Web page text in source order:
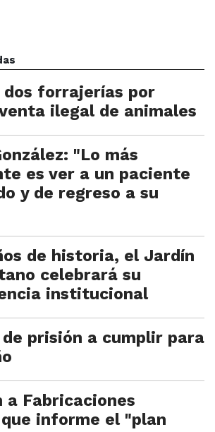
dos forrajerías por
ilegal de animales
"Lo más
es ver a un paciente
y de regreso a su
de historia, el Jardín
celebrará su
institucional
de prisión a cumplir para
a Fabricaciones
informe el "plan